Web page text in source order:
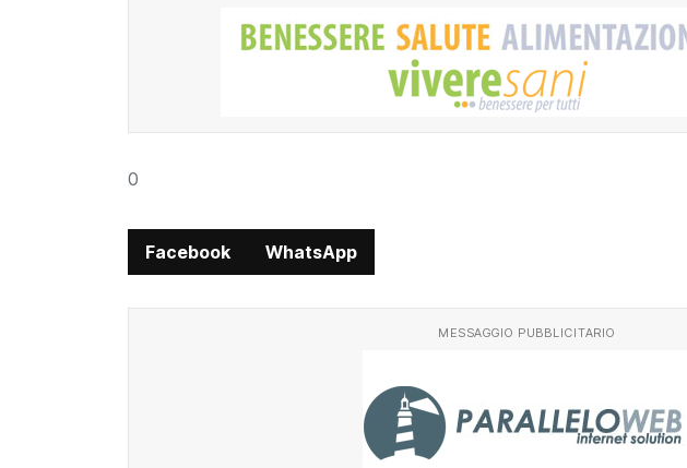
0
Facebook WhatsApp
MESSAGGIO PUBBLICITARIO